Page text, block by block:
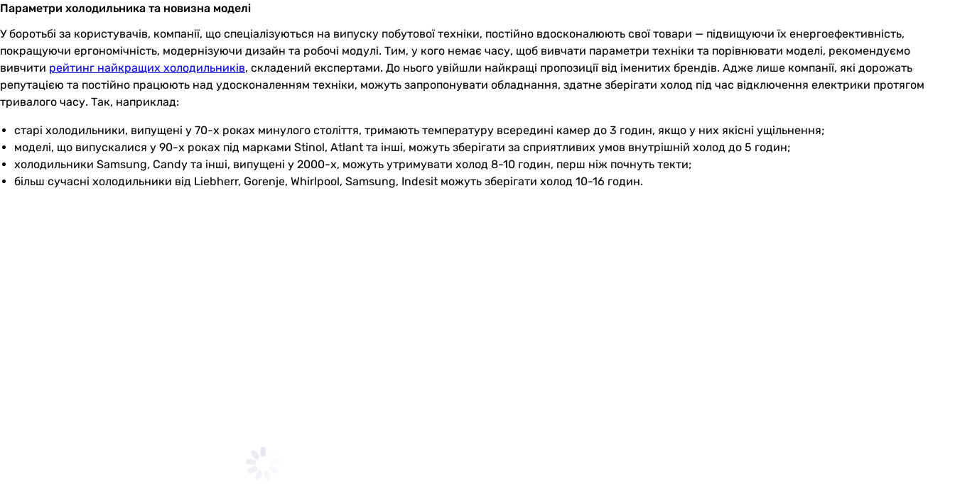
Параметри холодильника та новизна моделі
У боротьбі за користувачів, компанії, що спеціалізуються на випуску побутової техніки, постійно вдосконалюють свої товари — підвищуючи їх енергоефективність,
покращуючи ергономічність, модернізуючи дизайн та робочі модулі. Тим, у кого немає часу, щоб вивчати параметри техніки та порівнювати моделі, рекомендуємо
вивчити рейтинг найкращих холодильників, складений експертами. До нього увійшли найкращі пропозиції від іменитих брендів. Адже лише компанії, які дорожать
репутацією та постійно працюють над удосконаленням техніки, можуть запропонувати обладнання, здатне зберігати холод під час відключення електрики протягом
тривалого часу. Так, наприклад:
старі холодильники, випущені у 70-х роках минулого століття, тримають температуру всередині камер до 3 годин, якщо у них якісні ущільнення;
моделі, що випускалися у 90-х роках під марками Stinol, Atlant та інші, можуть зберігати за сприятливих умов внутрішній холод до 5 годин;
холодильники Samsung, Candy та інші, випущені у 2000-х, можуть утримувати холод 8-10 годин, перш ніж почнуть текти;
більш сучасні холодильники від Liebherr, Gorenje, Whirlpool, Samsung, Indesit можуть зберігати холод 10-16 годин.